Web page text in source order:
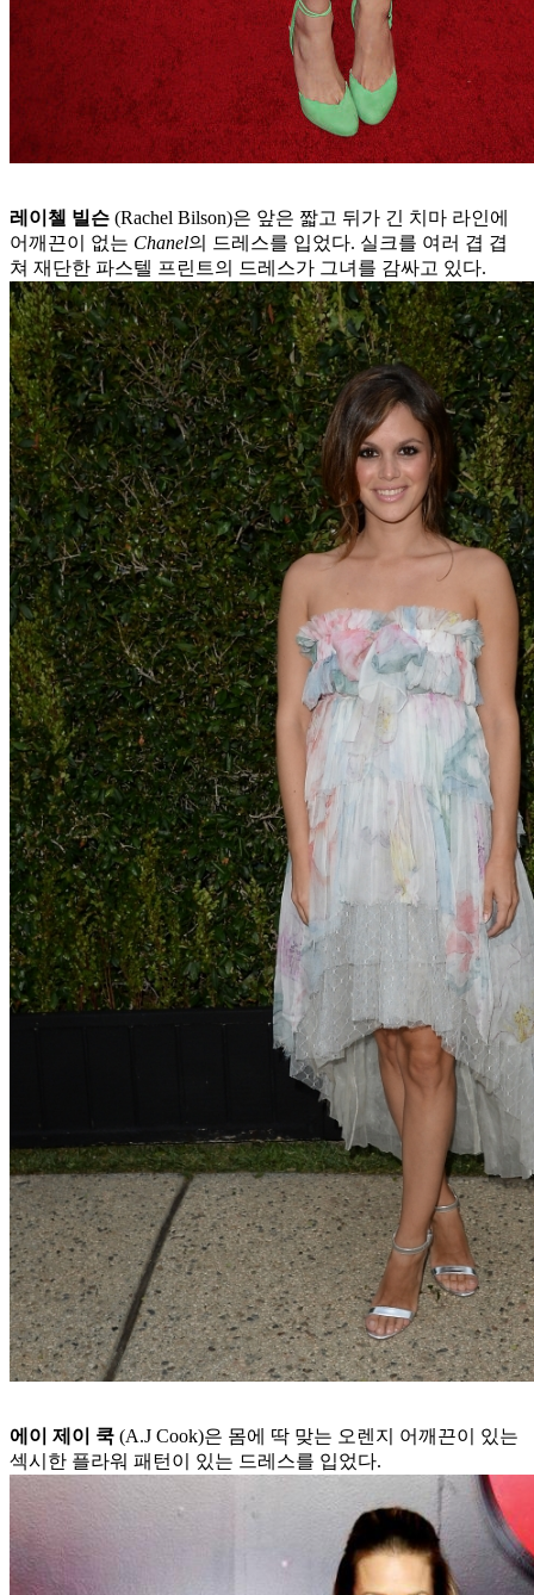
레이첼 빌슨 (Rachel Bilson)은 앞은 짧고 뒤가 긴 치마 라인에
어깨끈이 없는 Chanel의 드레스를 입었다. 실크를 여러 겹 겹
쳐 재단한 파스텔 프린트의 드레스가 그녀를 감싸고 있다.
에이 제이 쿡 (A.J Cook)은 몸에 딱 맞는 오렌지 어깨끈이 있는
섹시한 플라워 패턴이 있는 드레스를 입었다.